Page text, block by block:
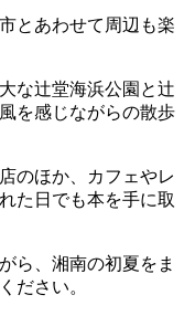
とあわせて周辺も楽
な辻堂海浜公園と辻
を感じながらの散歩
のほか、カフェやレ
た日でも本を手に取
ら、湘南の初夏をま
ださい。